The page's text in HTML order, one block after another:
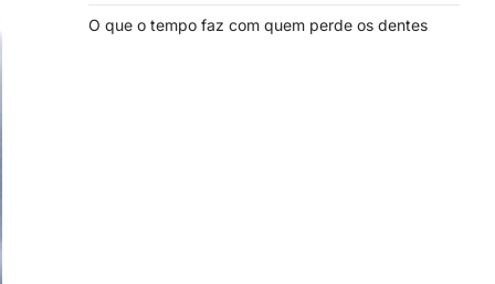
O que o tempo faz com quem perde os dentes